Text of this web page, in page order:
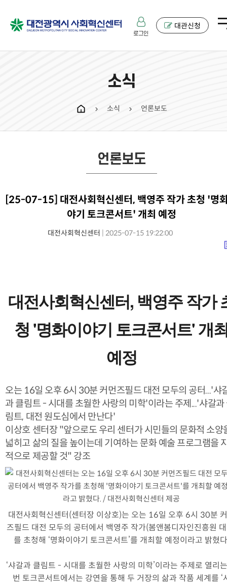
로그인
대관신청
소식
chevron_right 소식 chevron_right 언론보도
언론보도
[25-07-15] 대전사회혁신센터, 백영주 작가 초청 '명
야기 토크콘서트' 개최 예정
대전사회혁신센터 2025-07-15 19:22:00
대전사회혁신센터, 백영주 작가
청 '명화이야기 토크콘서트' 개
예정
오는 16일 오후 6시 30분 커먼즈필드 대전 모두의 공터...'샤
과 클림트 - 시대를 초월한 사랑의 미학'이라는 주제...'샤갈과
림트, 대전 원도심에서 만난다'
이상호 센터장 "앞으로도 우리 센터가 시민들의 문화적 소양
넓히고 삶의 질을 높이는데 기여하는 문화 예술 프로그램을
적으로 제공할 것" 강조
대전사회혁신센터(센터장 이상호)는 오는 16일 오후 6시 30분
즈필드 대전 모두의 공터에서 백영주 작가(봄앤봄디자인진흥원
를 초청해 ‘명화이야기 토크콘서트’를 개최할 예정이라고 밝혔
‘샤갈과 클림트 - 시대를 초월한 사랑의 미학’이라는 주제로 열리
번 토크콘서트에서는 강연을 통해 두 거장의 삶과 작품 세계를 ‘